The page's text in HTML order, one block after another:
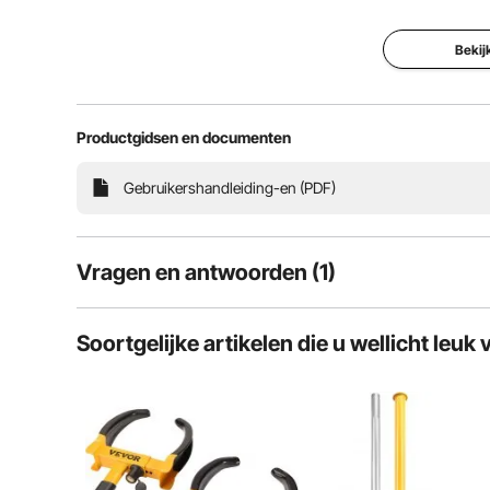
voertuigbanden in het bereik van 571 tot 622 mm
soepele en
Onze bandenwisselaar is ontworpen voor het
een ideaal hulpmiddel voor verschillende
Productgidsen en documenten
Gebruikershandleiding-en (PDF)
Vragen en antwoorden (1)
1 Vragen
V: Banden afnemen van velgen van auto
Beantwoord deze vraag
Soortgelijke artikelen die u wellicht leuk